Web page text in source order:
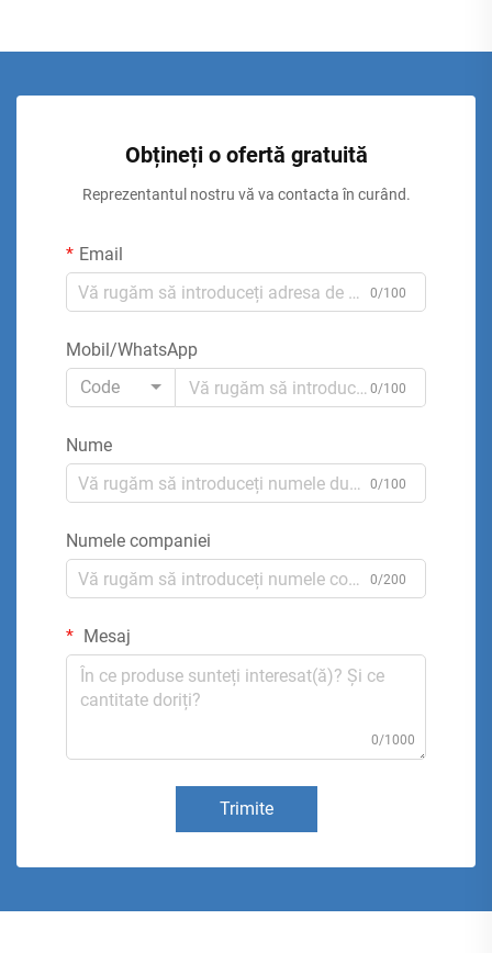
Obțineți o ofertă gratuită
Reprezentantul nostru vă va contacta în curând.
Email
0/100
Mobil/WhatsApp
Code
0/100
Nume
0/100
Numele companiei
0/200
Mesaj
0/1000
Trimite